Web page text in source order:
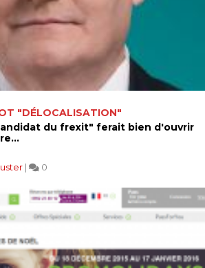
"DÉLOCALISATION"
du frexit" ferait bien d'ouvrir
| 0